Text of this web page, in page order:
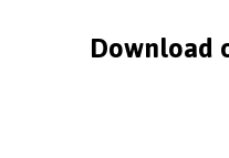
Download